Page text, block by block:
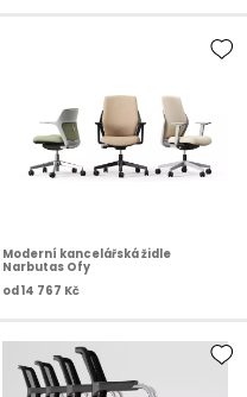
Moderní kancelářská židle
Narbutas Ofy
od14 767 Kč